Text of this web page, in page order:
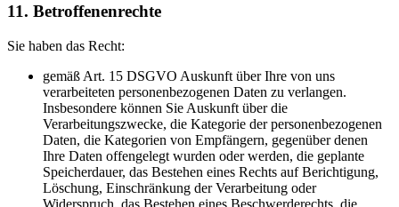
11. Betroffenenrechte
Sie haben das Recht:
gemäß Art. 15 DSGVO Auskunft über Ihre von uns
verarbeiteten personenbezogenen Daten zu verlangen.
Insbesondere können Sie Auskunft über die
Verarbeitungszwecke, die Kategorie der personenbezogenen
Daten, die Kategorien von Empfängern, gegenüber denen
Ihre Daten offengelegt wurden oder werden, die geplante
Speicherdauer, das Bestehen eines Rechts auf Berichtigung,
Löschung, Einschränkung der Verarbeitung oder
Widerspruch, das Bestehen eines Beschwerderechts, die